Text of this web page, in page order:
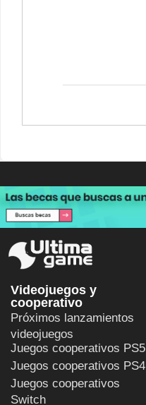
Videojuegos y
cooperativo
Próximos lanzamientos
videojuegos
Juegos cooperativos PS5
Juegos cooperativos PS4
Juegos cooperativos
Switch